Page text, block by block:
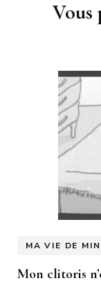
Navigation
Vous
MA VIE DE
Mon clitoris